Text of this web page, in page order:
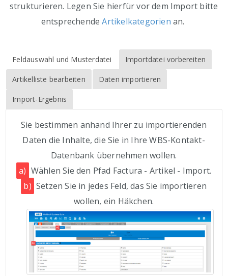
strukturieren. Legen Sie hierfür vor dem Import bitte
entsprechendeArtikelkategorien an.
Feldauswahl und Musterdatei Importdatei vorbereiten
Artikelliste bearbeiten Daten importieren
Import-Ergebnis
Sie bestimmen anhand Ihrer zu importierenden
Daten die Inhalte, die Sie in Ihre WBS-Kontakt-
Datenbank übernehmen wollen.
a) Wählen Sie den Pfad Factura - Artikel - Import.
b) Setzen Sie in jedes Feld, das Sie importieren
wollen, ein Häkchen.